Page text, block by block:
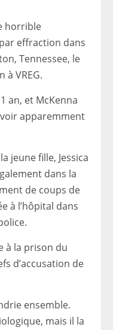
horrible
effraction dans
Tennessee, le
à VREG.
an, et McKenna
apparemment
jeune fille, Jessica
dans la
de coups de
à l’hôpital dans
à la prison du
d’accusation de
ensemble.
mais il la